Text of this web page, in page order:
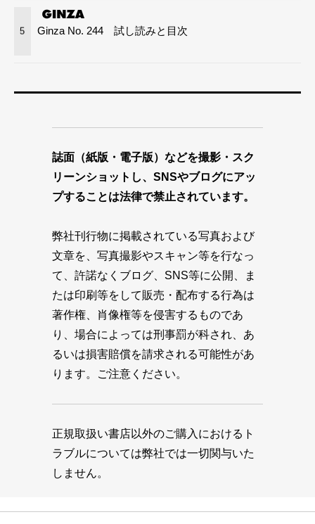
5 Ginza No. 244 試し読みと目次
誌面（紙版・電子版）などを撮影・スク
リーンショットし、SNSやブログにアッ
プすることは法律で禁止されています。
弊社刊行物に掲載されている写真および
文章を、写真撮影やスキャン等を行なっ
て、許諾なくブログ、SNS等に公開、ま
たは印刷等をして販売・配布する行為は
著作権、肖像権等を侵害するものであ
り、場合によっては刑事罰が科され、あ
るいは損害賠償を請求される可能性があ
ります。ご注意ください。
正規取扱い書店以外のご購入におけるト
ラブルについては弊社では一切関与いた
しません。